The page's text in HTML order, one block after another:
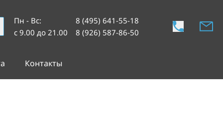
Пн - Вс:
с 9.00 до 21.00
8 (495) 641-55-18
8 (926) 587-86-50
Контакты